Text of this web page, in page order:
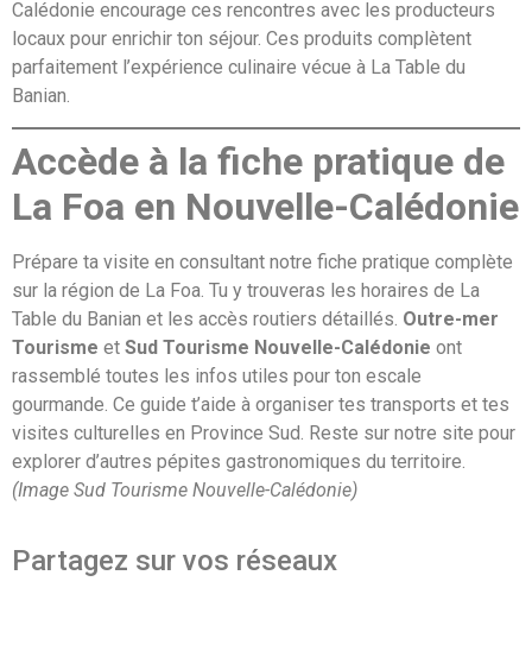
Calédonie encourage ces rencontres avec les producteurs
locaux pour enrichir ton séjour. Ces produits complètent
parfaitement l’expérience culinaire vécue à La Table du
Banian.
Accède à la fiche pratique de
La Foa en Nouvelle-Calédonie
Prépare ta visite en consultant notre fiche pratique complète
sur la région de La Foa. Tu y trouveras les horaires de La
Table du Banian et les accès routiers détaillés. Outre-mer
Tourisme et Sud Tourisme Nouvelle-Calédonie ont
rassemblé toutes les infos utiles pour ton escale
gourmande. Ce guide t’aide à organiser tes transports et tes
visites culturelles en Province Sud. Reste sur notre site pour
explorer d’autres pépites gastronomiques du territoire.
(Image Sud Tourisme Nouvelle-Calédonie)
Partagez sur vos réseaux